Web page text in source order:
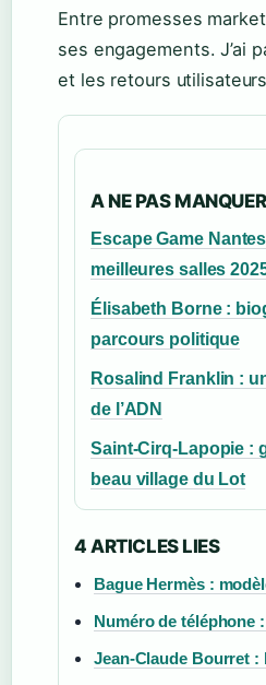
Entre promesses
ses engagements. J’ai
et les retours
A NE PAS MANQUER
Escape Game
meilleures salles
Élisabeth Borne :
parcours politique
Rosalind Franklin :
de l’ADN
Saint-Cirq-Lapopie :
beau village du Lot
4 ARTICLES LIES
Bague Hermès :
Numéro de téléphone
Jean-Claude Bourret